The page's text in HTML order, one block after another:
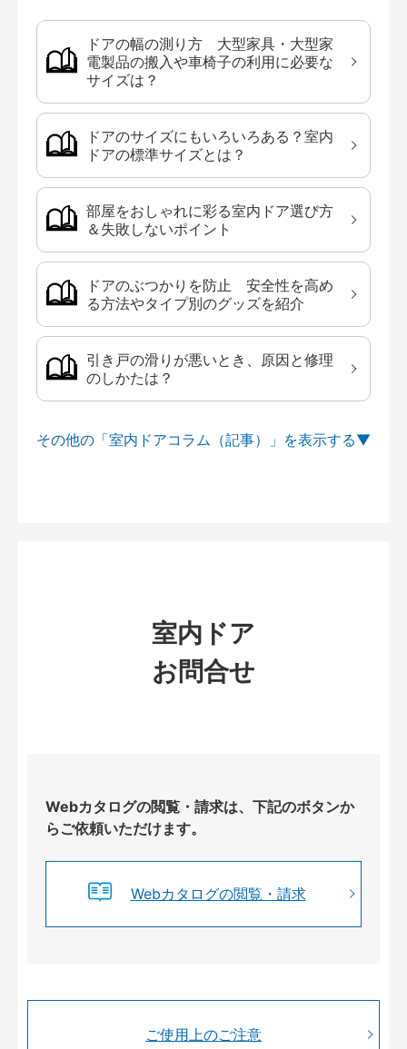
ドアの幅の測り方 大型家具・大型家
電製品の搬入や車椅子の利用に必要な
サイズは？
ドアのサイズにもいろいろある？室内
ドアの標準サイズとは？
部屋をおしゃれに彩る室内ドア選び方
＆失敗しないポイント
ドアのぶつかりを防止 安全性を高め
る方法やタイプ別のグッズを紹介
引き戸の滑りが悪いとき、原因と修理
のしかたは？
その他の「室内ドアコラム（記事）」を
室内ドア
お問合せ
Webカタログの閲覧・請求は、下記のボタンか
らご依頼いただけます。
Webカタログの閲覧・請求
ご使用上のご注意